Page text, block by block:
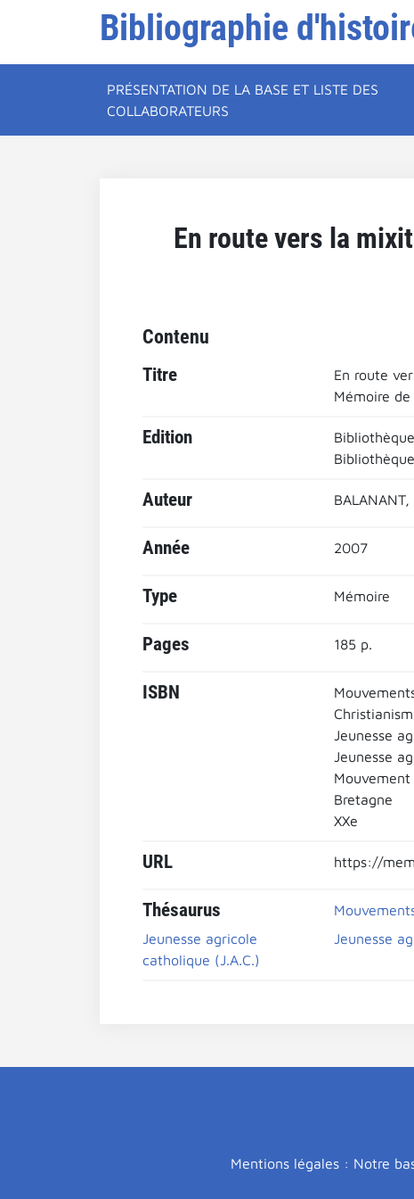
Bibliographie
PRÉSENTATION DE LA BASE ET LISTE DES
COLLABORATEURS
En route vers la
Contenu
Titre
En route
Mémoire
Edition
Auteur
Année 2007
Type Mémoire
Pages 185 p.
ISBN
Jeunesse
Jeunesse
Mouvement
Bretagne
XXe
URL https://
Thésaurus
Jeunesse agricole
catholique (J.A.C.)
Jeunesse
Mentions légales : Notre